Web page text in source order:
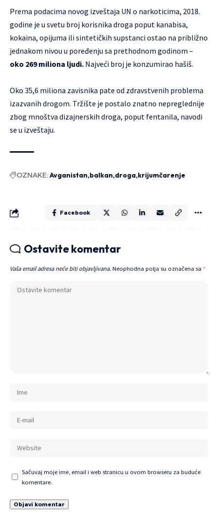
Prema podacima novog izveštaja UN o narkoticima, 2018.
godine je u svetu broj korisnika droga poput kanabisa,
kokaina, opijuma ili sintetičkih supstanci ostao na približno
jednakom nivou u poređenju sa prethodnom godinom –
oko 269 miliona ljudi. Najveći broj je konzumirao hašiš.
Oko 35,6 miliona zavisnika pate od zdravstvenih problema
izazvanih drogom. Tržište je postalo znatno nepreglednije
zbog mnoštva dizajnerskih droga, poput fentanila, navodi
se u izveštaju.
OZNAKE:Avganistan balkan droga krijumčarenje
Facebook
Ostavite komentar
Vaša email adresa neće biti objavljivana. Neophodna polja su označena sa *
Sačuvaj moje ime, email i web stranicu u ovom browseru za buduće
komentare.